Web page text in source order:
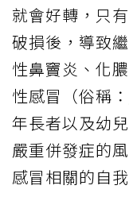
就會好轉，只
破損後，導致
性鼻竇炎、化
性感冒（俗稱：
年長者以及幼
嚴重併發症的
感冒相關的自